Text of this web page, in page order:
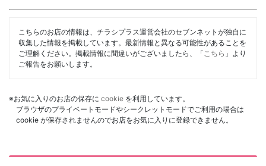
こちらのお店の情報は、チラシプラス運営会社のセブンネットが独自に
収集した情報を掲載しています。最新情報と異なる可能性があることを
ご理解ください。掲載情報に間違いがございましたら、「 こちら 」より
ご報告をお願いします。
※お気に入りのお店の保存に cookie を利用しています。
ブラウザのプライベートモードやシークレットモードでご利用の場合は
cookie が保存されませんのでお店をお気に入りに登録できません。